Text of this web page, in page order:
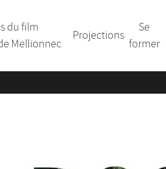
du film
Mellionnec
Projections
Se
former